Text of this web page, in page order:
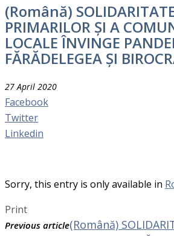
(Română)
PRIMARILOR ȘI A
LOCALE ÎNVINGE
FĂRĂDELEGEA ȘI
27 April 2020
Facebook
Twitter
Linkedin
Sorry, this entry is only available in
Print
Previous article(Română)